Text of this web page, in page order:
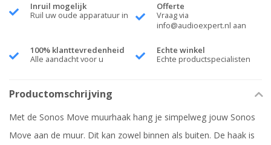
Inruil mogelijk
Ruil uw oude apparatuur in
Offerte
Vraag via
info@audioexpert.nl aan
100% klanttevredenheid
Alle aandacht voor u
Echte winkel
Echte productspecialisten
Productomschrijving
Met de Sonos Move muurhaak hang je simpelweg jouw Sonos
Move aan de muur. Dit kan zowel binnen als buiten. De haak is